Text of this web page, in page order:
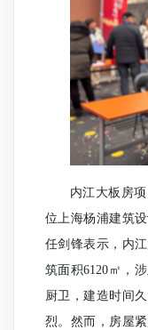
内江大板房
位上海杨浦建筑
任剑锋表示，内
筑面积6120㎡，
厨卫，建造时间
烈。然而，房屋